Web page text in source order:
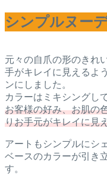
シンプルヌー
元々の自爪の形のきれ
手がキレイに見えるよ
ンにしました。
カラーはミキシングし
お客様の好み、お肌の
りお手元がキレイに見
アートもシンプルにシ
ベースのカラーが引き
す。